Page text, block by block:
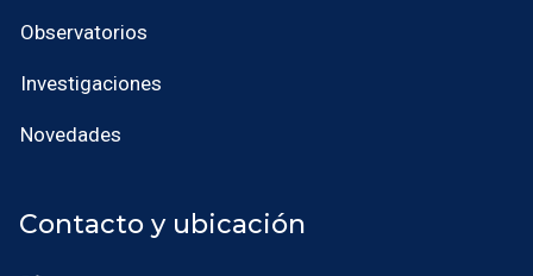
Observatorios
Investigaciones
Novedades
Contacto y ubicación